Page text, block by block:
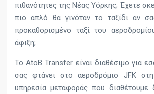
πιθανότητες της Νέας Υόρκης; Έχετε
πιο απλό θα γινόταν το ταξίδι αν
προκαθορισμένο ταξί του
άφιξη;
Το AtoB Transfer είναι διαθέσιμο για
σας φτάνει στο αεροδρόμιο JFK
υπηρεσία μεταφοράς που διαθέτουμε